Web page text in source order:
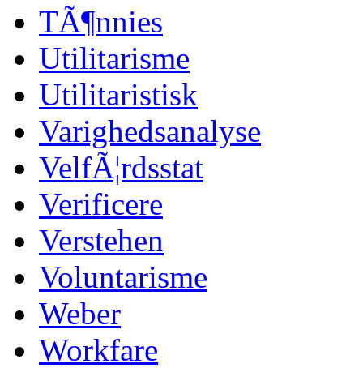
TÃ¶nnies
Utilitarisme
Utilitaristisk
Varighedsanalyse
VelfÃ¦rdsstat
Verificere
Verstehen
Voluntarisme
Weber
Workfare